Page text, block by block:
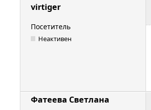
virtiger
Посетитель
Неактивен
Фатеева Светлана